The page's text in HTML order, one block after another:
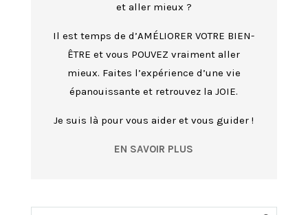
et aller mieux ?
Il est temps de d’AMÉLIORER VOTRE BIEN-
ÊTRE et vous POUVEZ vraiment aller
mieux. Faites l’expérience d’une vie
épanouissante et retrouvez la JOIE.
Je suis là pour vous aider et vous guider !
EN SAVOIR PLUS